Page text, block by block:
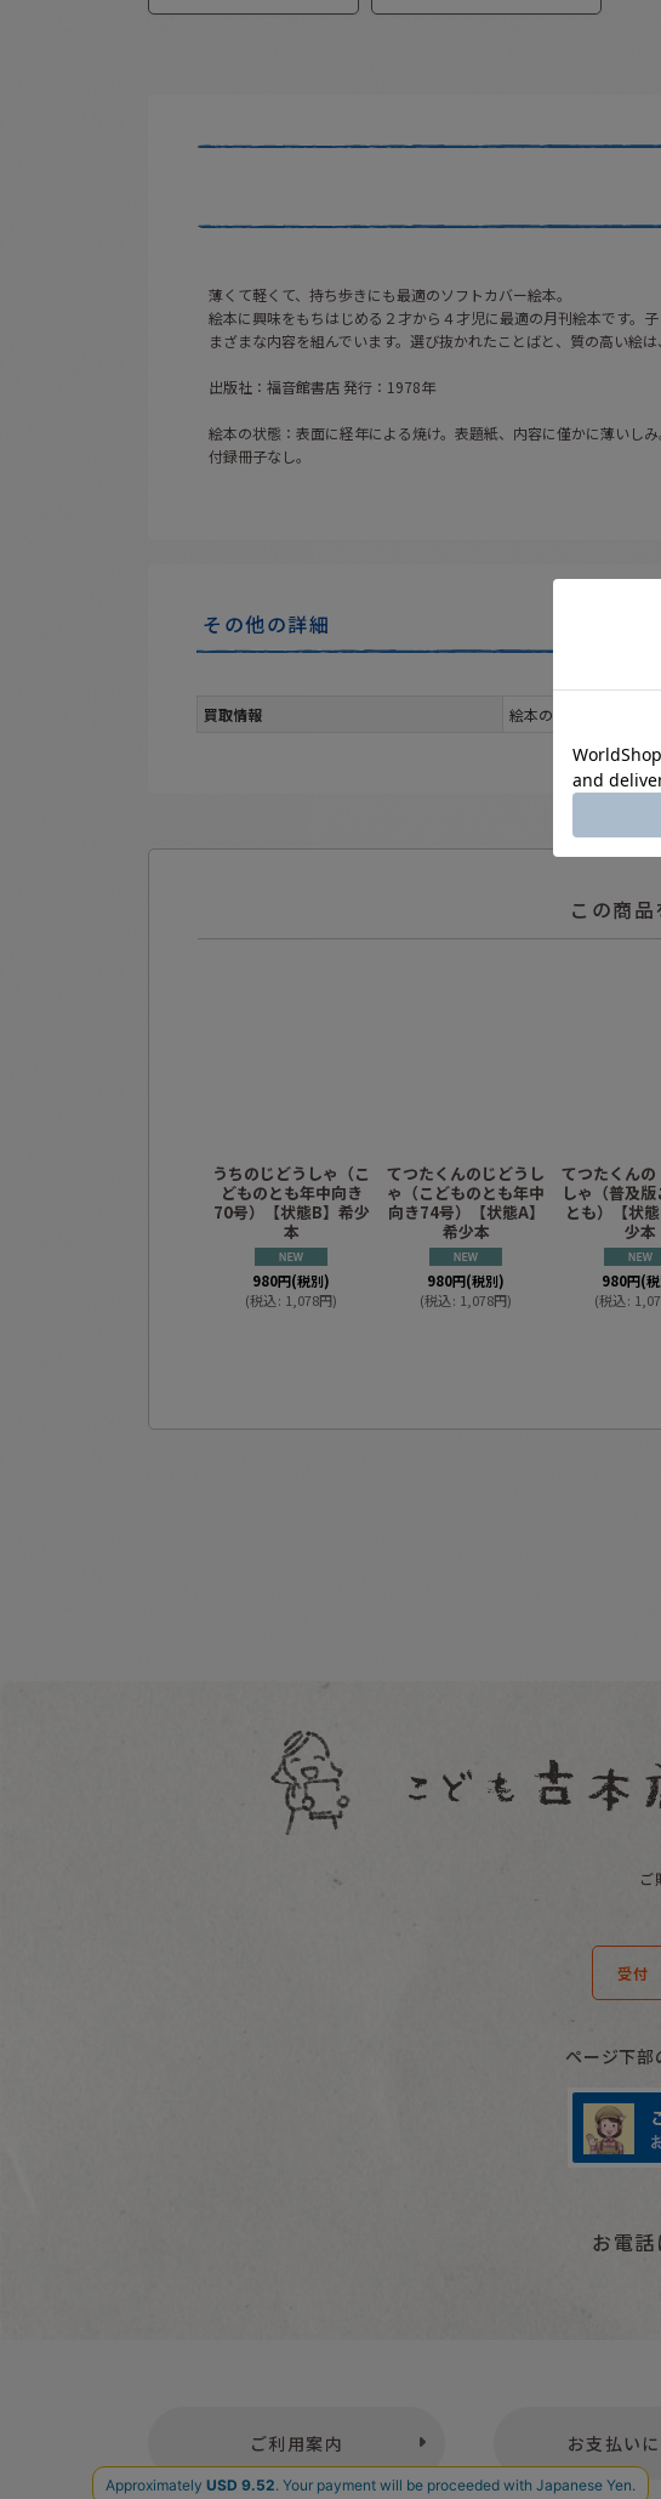
薄くて軽くて、持ち歩きにも最適のソフトカバー絵本。
絵本に興味をもちはじめる２才から４才児に最適の月刊絵本です。
まざまな内容を組んでいます。選び抜かれたことばと、質の高い絵
出版社：福音館書店 発行：1978年
絵本の状態：表面に経年による焼け。表題紙、内容に僅かに薄いしみ
付録冊子なし。
その他の詳細
買取情報 絵本の買取もおまちし
この商
うちのじどうしゃ（こ
どものとも年中向き
70号）【状態B】希少
本
980円(税別)
(税込: 1,078円)
てつたくんのじどうし
ゃ（こどものとも年中
向き74号）【状態A】
希少本
980円(税別)
(税込: 1,078円)
てつたくん
しゃ（普及
とも）【状
少本
980円(
(税込:
ご
受付
ページ下部
お電
ご利用案内 お支払い